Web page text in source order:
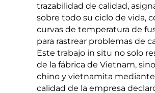
trazabilidad de calidad,
sobre todo su ciclo de vida,
curvas de temperatura de
para rastrear problemas de
Este trabajo in situ no solo
de la fábrica de Vietnam,
chino y vietnamita mediante
calidad de la empresa